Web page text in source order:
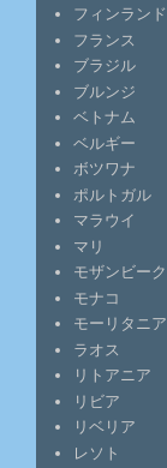
フィンランド
フランス
ブラジル
ブルンジ
ベトナム
ベルギー
ボツワナ
ポルトガル
マラウイ
マリ
モザンビーク
モナコ
モーリタニア
ラオス
リトアニア
リビア
リベリア
レソト